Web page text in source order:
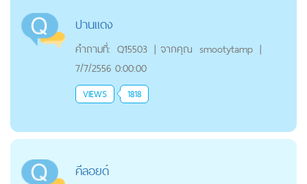
ปานแดง
คำถามที่: Q15503 | จากคุณ smootytamp |
7/7/2556 0:00:00
VIEWS 1818
คีลอยด์